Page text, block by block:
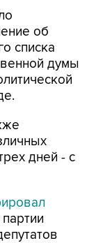
об
списка
думы
дней - с